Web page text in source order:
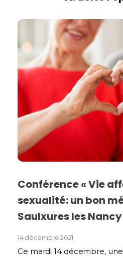
Conférence « Vie
sexualité: un bon
Saulxures les Nancy
14 décembre 2021
Ce mardi 14 décembre,